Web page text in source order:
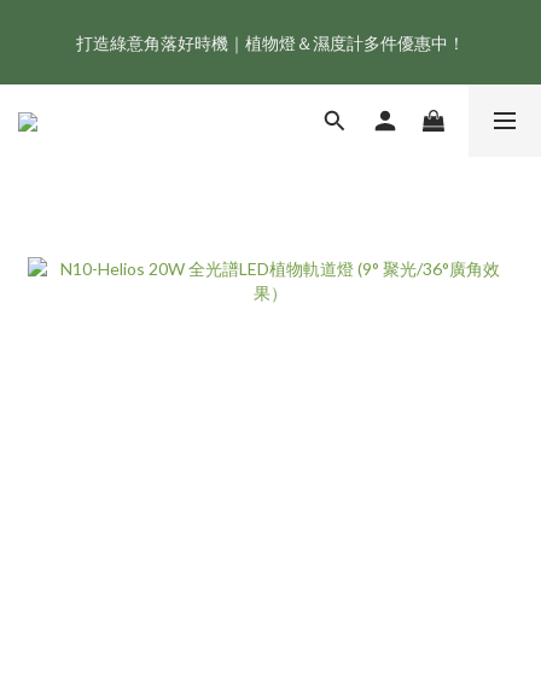
新會員享首購折 $100 優惠，立即點我註冊！！
打造綠意角落好時機｜植物燈＆濕度計多件優惠中！